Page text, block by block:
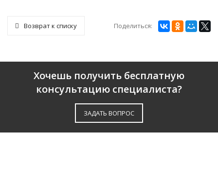
Возврат к списку Поделиться:
Хочешь получить бесплатную
консультацию специалиста?
ЗАДАТЬ ВОПРОС